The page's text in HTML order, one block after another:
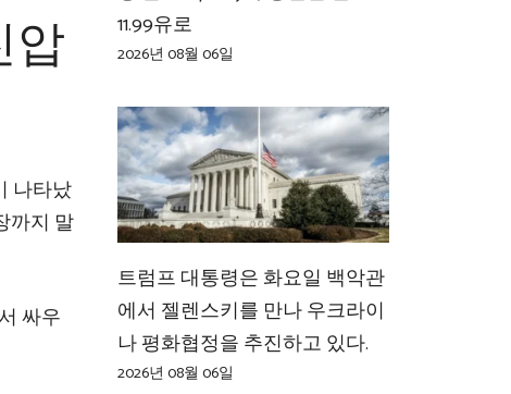
압
나타났
까지 말
싸우
11.99유로
2026년 08월 06일
트럼프 대통령은 화요일 백악관
에서 젤렌스키를 만나 우크라이
나 평화협정을 추진하고 있다.
2026년 08월 06일